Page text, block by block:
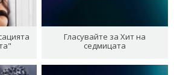
Гласувайте за Хит на
седмицата